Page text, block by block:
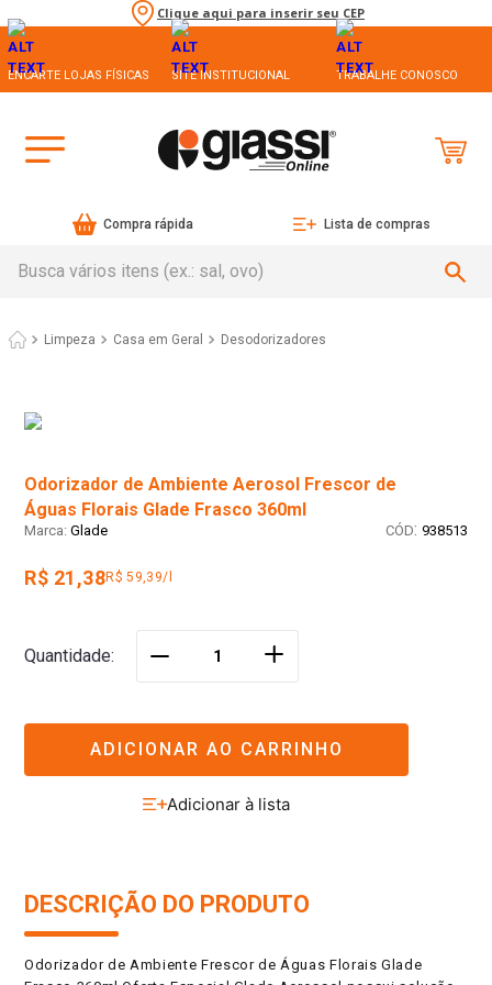
Clique aqui para inserir seu CEP
ENCARTE LOJAS FÍSICAS SITE INSTITUCIONAL TRABALHE CONOSCO
Compra rápida Lista de compras
Limpeza Casa em Geral Desodorizadores
Odorizador de Ambiente Aerosol Frescor de
Águas Florais Glade Frasco 360ml
Glade : 938513
R$ 21,38R$ 59,39/l
Quantidade ＋
ADICIONAR AO CARRINHO
DESCRIÇÃO DO PRODUTO
Odorizador de Ambiente Frescor de Águas Florais Glade